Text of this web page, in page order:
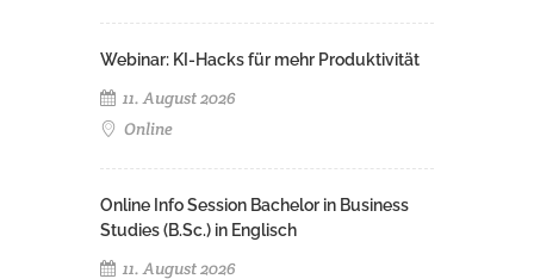
Webinar: KI-Hacks für mehr Produktivität
11. August 2026
Online
Online Info Session Bachelor in Business
Studies (B.Sc.) in Englisch
11. August 2026